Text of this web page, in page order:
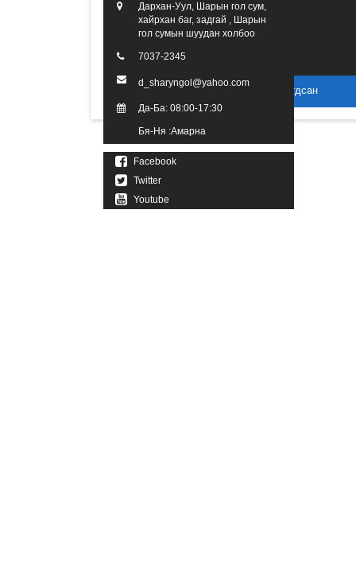
Дархан-Уул, Шарын гол сум,
хайрхан баг, задгай , Шарын
гол сумын шуудан холбоо
7037-2345
d_sharyngol@yahoo.com
Да-Ба: 08:00-17:30
Бя-Ня :Амарна
Facebook
Twitter
Youtube
2016 он. Бүх эрх хуулиар хамгаалагдсан